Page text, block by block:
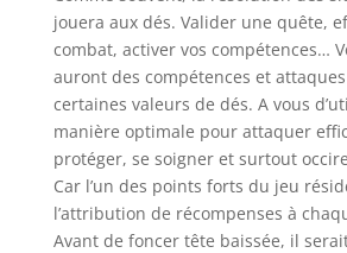
jouera aux dés. Valider une quête,
combat, activer vos compétences…
auront des compétences et
certaines valeurs de dés. A vous
manière optimale pour attaquer
protéger, se soigner et surtout
Car l’un des points forts du jeu
l’attribution de récompenses à
Avant de foncer tête baissée, il